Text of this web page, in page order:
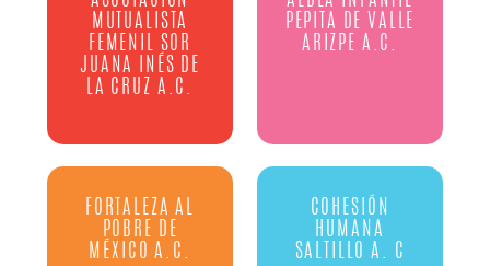
MUTUALISTA
FEMENIL SOR
JUANA INÉS DE
LA CRUZ A.C.
PEPITA DE VALLE
ARIZPE A.C.
FORTALEZA AL
POBRE DE
MÉXICO A.C.
COHESIÓN
HUMANA
SALTILLO A. C